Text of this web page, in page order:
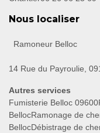
Nous localiser
Ramoneur Belloc
14 Rue du Payroulie,
Autres services
Fumisterie Belloc 09600
BellocRamonage de
BellocDébistrage de